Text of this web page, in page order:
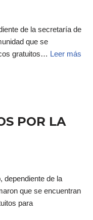
de la secretaría de
que se
gratuitos… Leer más
POR LA
dependiente de la
que se encuentran
para